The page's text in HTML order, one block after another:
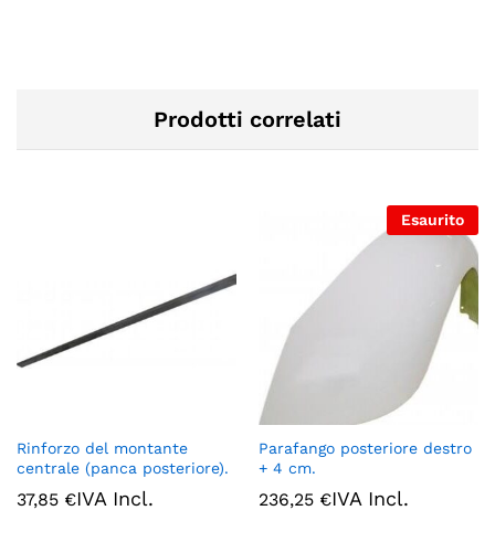
Prodotti correlati
Rinforzo del montante
centrale (panca posteriore).
37,85 €IVA Incl.
Esaurito
Parafango posteriore destro
+ 4 cm.
236,25 €IVA Incl.